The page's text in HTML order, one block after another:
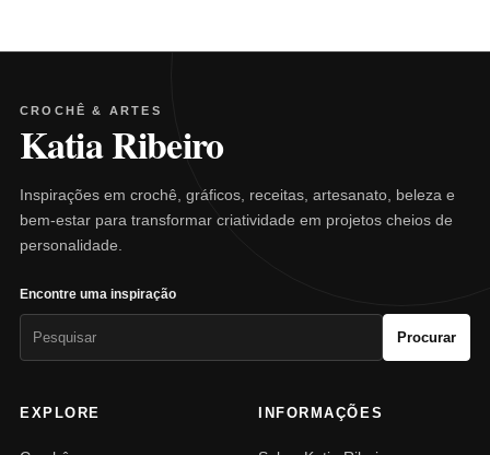
CROCHÊ & ARTES
Katia Ribeiro
Inspirações em crochê, gráficos, receitas, artesanato, beleza e
bem-estar para transformar criatividade em projetos cheios de
personalidade.
Encontre uma inspiração
Procurar
EXPLORE INFORMAÇÕES